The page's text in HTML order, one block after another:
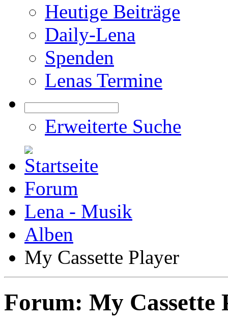
Heutige Beiträge
Daily-Lena
Spenden
Lenas Termine
Erweiterte Suche
Forum
Lena - Musik
Alben
My Cassette Player
Forum: My Cassette